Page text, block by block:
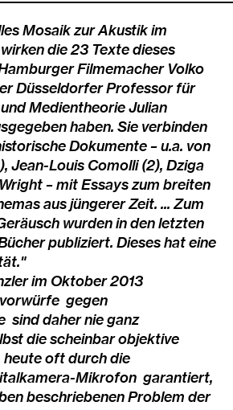
Mosaik zur Akustik im
die 23 Texte dieses
Filmemacher Volko
Düsseldorfer Professor für
Medientheorie Julian
haben. Sie verbinden
Dokumente – u.a. von
Jean-Louis Comolli (2), Dziga
– mit Essays zum breiten
aus jüngerer Zeit. ... Zum
wurden in den letzten
publiziert. Dieses hat eine
im Oktober 2013
gegen
sind daher nie ganz
die scheinbar objektive
oft durch die
Mikrofon garantiert,
beschriebenen Problem der